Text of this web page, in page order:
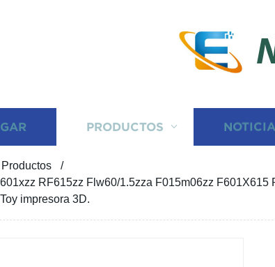
PRODUCTOS
Productos
RF615zz Flw60/1.5zza F015m06zz
impresora 3D.